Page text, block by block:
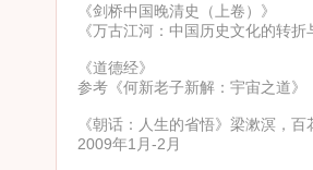
《剑桥中国晚清史（上卷）》
《万古江河：中国历史文化的转
《道德经》
参考《何新老子新解：宇宙之道
《朝话：人生的省悟》梁漱溟，
2009年1月-2月